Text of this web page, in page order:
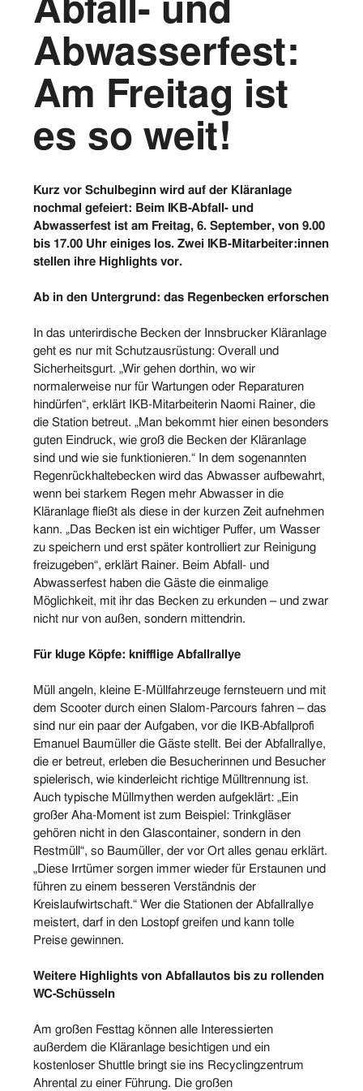
Logos
Bilder
Kontakt
Abwasserfest:
Am Freitag ist
es so weit!
Kurz vor Schulbeginn wird auf der Kläranlage
nochmal gefeiert: Beim IKB-Abfall- und
Abwasserfest ist am Freitag, 6. September, von 9.00
bis 17.00 Uhr einiges los. Zwei IKB-Mitarbeiter:innen
stellen ihre Highlights vor.
Ab in den Untergrund: das Regenbecken erforschen
In das unterirdische Becken der Innsbrucker Kläranlage
geht es nur mit Schutzausrüstung: Overall und
Sicherheitsgurt. „Wir gehen dorthin, wo wir
normalerweise nur für Wartungen oder Reparaturen
hindürfen“, erklärt IKB-Mitarbeiterin Naomi Rainer, die
die Station betreut. „Man bekommt hier einen besonders
guten Eindruck, wie groß die Becken der Kläranlage
sind und wie sie funktionieren.“ In dem sogenannten
Regenrückhaltebecken wird das Abwasser aufbewahrt,
wenn bei starkem Regen mehr Abwasser in die
Kläranlage fließt als diese in der kurzen Zeit aufnehmen
kann. „Das Becken ist ein wichtiger Puffer, um Wasser
zu speichern und erst später kontrolliert zur Reinigung
freizugeben“, erklärt Rainer. Beim Abfall- und
Abwasserfest haben die Gäste die einmalige
Möglichkeit, mit ihr das Becken zu erkunden – und zwar
nicht nur von außen, sondern mittendrin.
Für kluge Köpfe: knifflige Abfallrallye
Müll angeln, kleine E-Müllfahrzeuge fernsteuern und mit
dem Scooter durch einen Slalom-Parcours fahren – das
sind nur ein paar der Aufgaben, vor die IKB-Abfallprofi
Emanuel Baumüller die Gäste stellt. Bei der Abfallrallye,
die er betreut, erleben die Besucherinnen und Besucher
spielerisch, wie kinderleicht richtige Mülltrennung ist.
Auch typische Müllmythen werden aufgeklärt: „Ein
großer Aha-Moment ist zum Beispiel: Trinkgläser
gehören nicht in den Glascontainer, sondern in den
Restmüll“, so Baumüller, der vor Ort alles genau erklärt.
„Diese Irrtümer sorgen immer wieder für Erstaunen und
führen zu einem besseren Verständnis der
Kreislaufwirtschaft.“ Wer die Stationen der Abfallrallye
meistert, darf in den Lostopf greifen und kann tolle
Preise gewinnen.
Weitere Highlights von Abfallautos bis zu rollenden
WC-Schüsseln
Am großen Festtag können alle Interessierten
außerdem die Kläranlage besichtigen und ein
kostenloser Shuttle bringt sie ins Recyclingzentrum
Ahrental zu einer Führung. Die großen